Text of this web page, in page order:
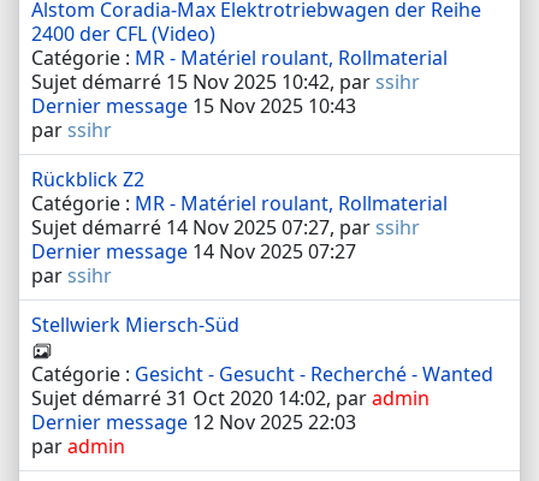
Alstom Coradia-Max Elektrotriebwagen der Reihe
2400 der CFL (Video)
Catégorie : MR - Matériel roulant, Rollmaterial
Sujet démarré 15 Nov 2025 10:42, parssihr
Dernier message 15 Nov 2025 10:43
parssihr
Rückblick Z2
Catégorie : MR - Matériel roulant, Rollmaterial
Sujet démarré 14 Nov 2025 07:27, parssihr
Dernier message 14 Nov 2025 07:27
parssihr
Stellwierk Miersch-Süd
Catégorie : Gesicht - Gesucht - Recherché - Wanted
Sujet démarré 31 Oct 2020 14:02, paradmin
Dernier message 12 Nov 2025 22:03
paradmin